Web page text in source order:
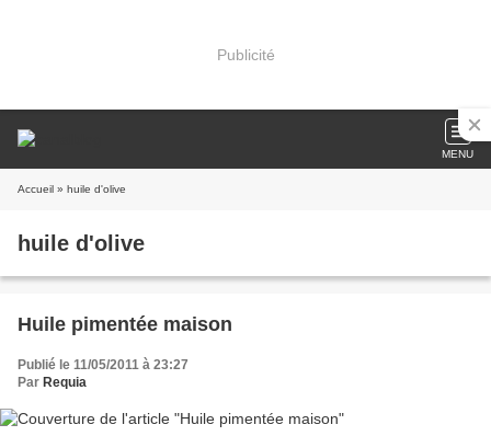
Publicité
MENU
Accueil » huile d'olive
huile d'olive
Huile pimentée maison
Publié le 11/05/2011 à 23:27
Par Requia